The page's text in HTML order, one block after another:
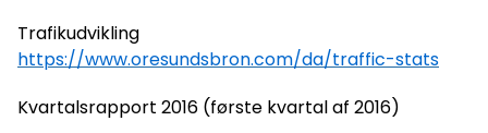
Trafikudvikling
https://www.oresundsbron.com/da/traffic-stats
Kvartalsrapport 2016 (første kvartal af 2016)